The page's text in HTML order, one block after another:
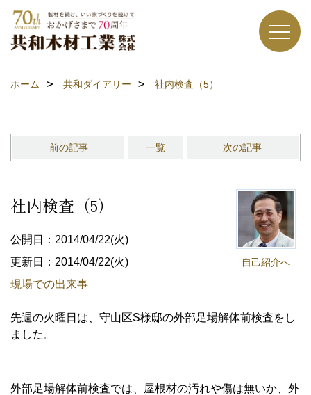
ホーム 共和ダイアリー 社内検査（5）
前の記事 一覧 次の記事
自己紹介へ
社内検査（5）
公開日：2014/04/22(火)
更新日：2014/04/22(火)
現場での出来事
先週の火曜日は、守山区S様邸の外部足場解体前検査をし
ました。
外部足場解体前検査では、屋根材の汚れや傷は無いか、外